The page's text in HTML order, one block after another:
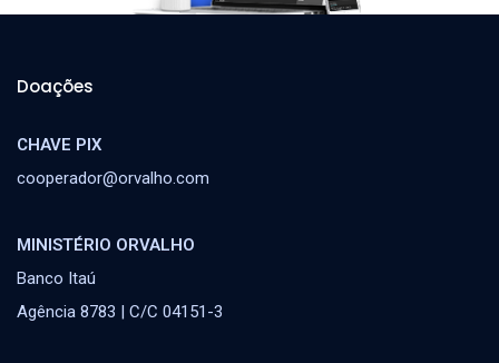
Doações
CHAVE PIX
cooperador@orvalho.com
MINISTÉRIO ORVALHO
Banco Itaú
Agência 8783 | C/C 04151-3